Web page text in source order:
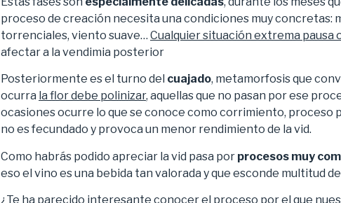
proceso de creación necesita una condiciones muy concretas:
torrenciales, viento suave… Cualquier situación extrema pausa
afectar a la vendimia posterior
Posteriormente es el turno del cuajado, metamorfosis que
ocurra la flor debe polinizar, aquellas que no pasan por ese
ocasiones ocurre lo que se conoce como corrimiento, proceso
no es fecundado y provoca un menor rendimiento de la vid.
Como habrás podido apreciar la vid pasa por procesos muy
eso el vino es una bebida tan valorada y que esconde multitud
¿Te ha parecido interesante conocer el proceso por el que